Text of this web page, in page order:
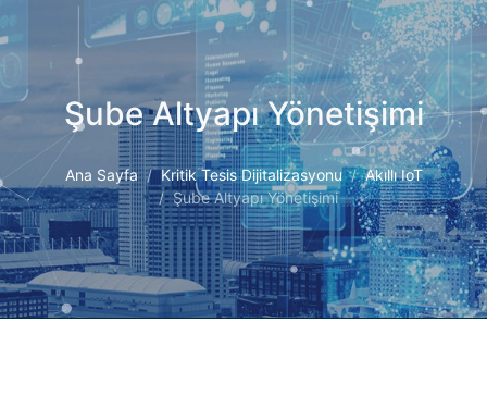
Şube Altyapı Yönetişimi
Ana Sayfa Kritik Tesis Dijitalizasyonu
Akıllı IoT
Şube Altyapı Yönetişimi